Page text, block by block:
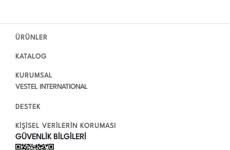
ÜRÜNLER
KATALOG
KURUMSAL
VESTEL INTERNATIONAL
DESTEK
KİŞİSEL VERİLERİN KORUMASI
GÜVENLİK BİLGİLERİ